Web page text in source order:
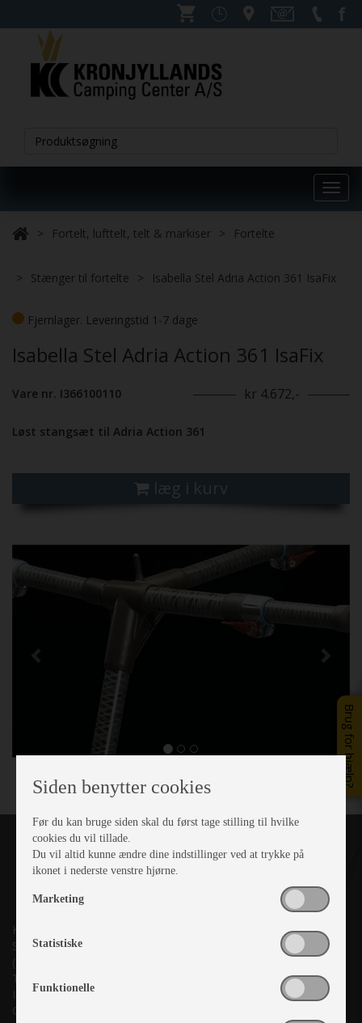
Brug for hjælp?
Fortelt, lufttelt, telt & markiser Fortelte
Stænger til fortelte Isabella Stel Adria Action 361 IsaFix
Fjernlager. Leveringstid 1-7 dage
Isabella Stel Adria Action 361 IsaFix
Vare nr. I366100110 kr 4.672,-
Løst stangsæt til Adria Action 361
læg i kurv
Kronjyllands Camping Center A/S
Suderholmen 10, 8960 Randers SØ
(Lige ud til Grenåvej)
Tlf. +45 87 10 98 70
Info@as-kcc.dk
CVR: 33 38 77 33
Siden benytter cookies
Før du kan bruge siden skal du først tage stilling til hvilke
cookies du vil tillade.
Du vil altid kunne ændre dine indstillinger ved at trykke på
ikonet i nederste venstre hjørne.
Marketing
Statistiske
Funktionelle